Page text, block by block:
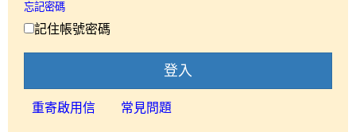
忘記密碼
記住帳號密碼
登入
重寄啟用信 常見問題